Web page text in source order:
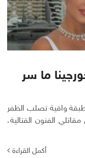
ما سر
واقية تصلب الظفر
الفنون القتالية،
أكمل القراءة